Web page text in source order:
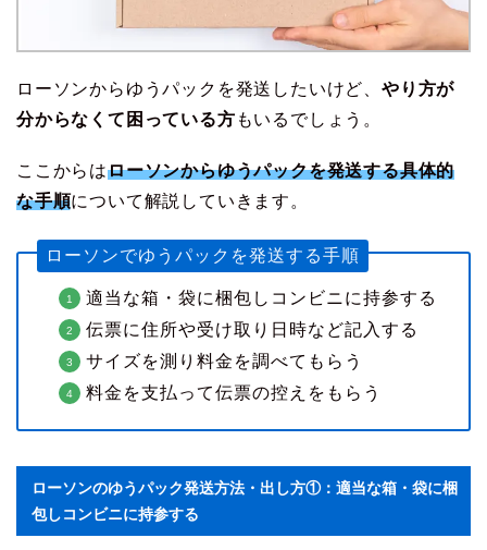
ローソンからゆうパックを発送したいけど、 やり方が
分からなくて困っている方 もいるでしょう。
ここからはローソンからゆうパックを発送する具体的
な手順について解説していきます。
ローソンでゆうパックを発送する手順
適当な箱・袋に梱包しコンビニに持参する
伝票に住所や受け取り日時など記入する
サイズを測り料金を調べてもらう
料金を支払って伝票の控えをもらう
ローソンのゆうパック発送方法・出し方①：適当な箱・袋に梱
包しコンビニに持参する